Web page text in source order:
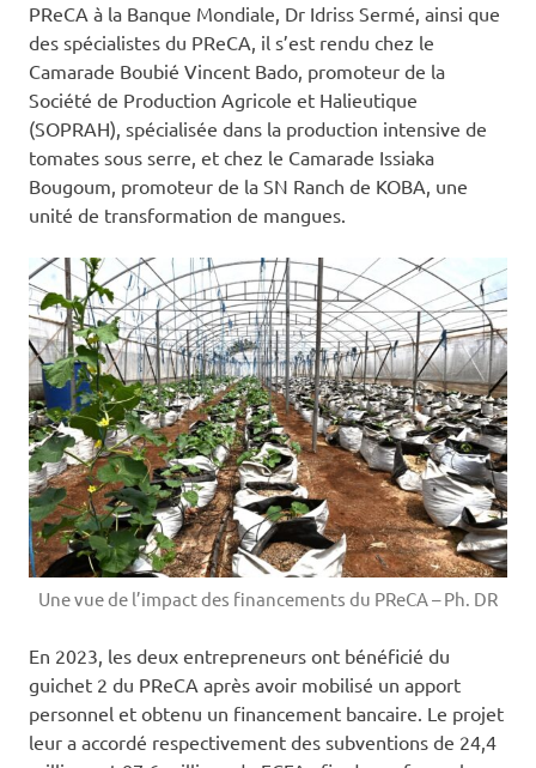
PReCA à la Banque Mondiale, Dr Idriss Sermé, ainsi que
des spécialistes du PReCA, il s’est rendu chez le
Camarade Boubié Vincent Bado, promoteur de la
Société de Production Agricole et Halieutique
(SOPRAH), spécialisée dans la production intensive de
tomates sous serre, et chez le Camarade Issiaka
Bougoum, promoteur de la SN Ranch de KOBA, une
unité de transformation de mangues.
Une vue de l’impact des financements du PReCA – Ph. DR
En 2023, les deux entrepreneurs ont bénéficié du
guichet 2 du PReCA après avoir mobilisé un apport
personnel et obtenu un financement bancaire. Le projet
leur a accordé respectivement des subventions de 24,4